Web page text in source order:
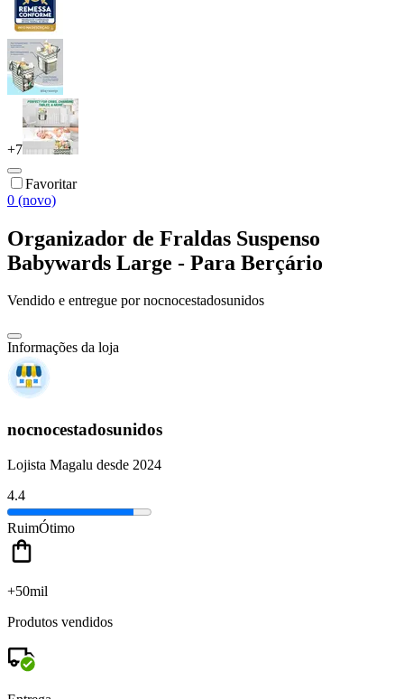
+7
Favoritar
0 (novo)
Organizador de Fraldas Suspenso
Babywards Large - Para Berçário
Vendido e entregue por nocnocestadosunidos
Informações da loja
nocnocestadosunidos
Lojista Magalu desde 2024
4.4
RuimÓtimo
+50mil
Produtos vendidos